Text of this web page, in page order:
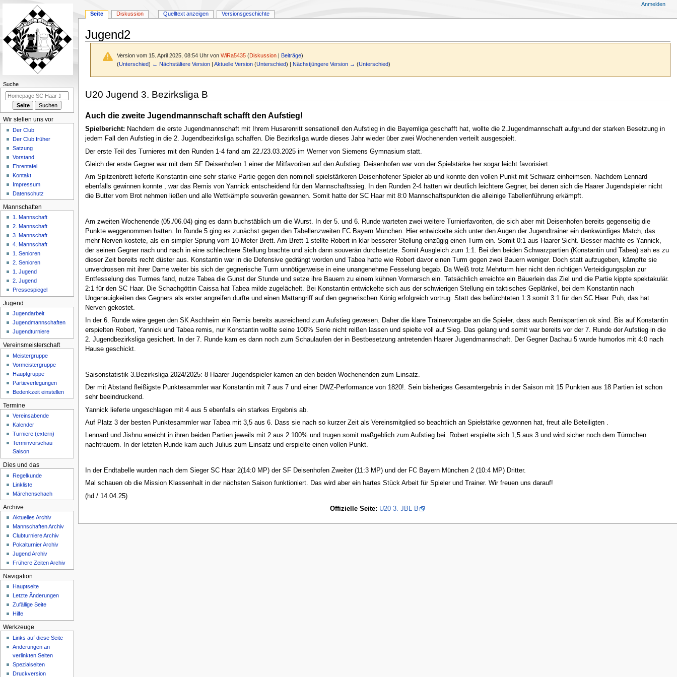
Jugend2
Version vom 15. April 2025, 08:54 Uhr vonWiRa5435 (Diskussion Beiträge)
(Unterschied) ← Nächstältere Version |Aktuelle Version (Unterschied) | Nächstjüngere Version → (Unterschied)
Navigation
Suche
U20 Jugend 3. Bezirksliga B
Auch die zweite Jugendmannschaft schafft den Aufstieg!
Spielbericht: Nachdem die erste Jugendmannschaft mit Ihrem Husarenritt sensationell den Aufstieg in die Bayernliga geschafft hat, wollte die 2.Jugendmannschaft aufgrund der starken Besetzung in
jedem Fall den Aufstieg in die 2. Jugendbezirksliga schaffen. Die Bezirksliga wurde dieses Jahr wieder über zwei Wochenenden verteilt ausgespielt.
Der erste Teil des Turnieres mit den Runden 1-4 fand am 22./23.03.2025 im Werner von Siemens Gymnasium statt.
Gleich der erste Gegner war mit dem SF Deisenhofen 1 einer der Mitfavoriten auf den Aufstieg. Deisenhofen war von der Spielstärke her sogar leicht favorisiert.
Am Spitzenbrett lieferte Konstantin eine sehr starke Partie gegen den nominell spielstärkeren Deisenhofener Spieler ab und konnte den vollen Punkt mit Schwarz einheimsen. Nachdem Lennard
ebenfalls gewinnen konnte , war das Remis von Yannick entscheidend für den Mannschaftssieg. In den Runden 2-4 hatten wir deutlich leichtere Gegner, bei denen sich die Haarer Jugendspieler nicht
die Butter vom Brot nehmen ließen und alle Wettkämpfe souverän gewannen. Somit hatte der SC Haar mit 8:0 Mannschaftspunkten die alleinige Tabellenführung erkämpft.
Am zweiten Wochenende (05./06.04) ging es dann buchstäblich um die Wurst. In der 5. und 6. Runde warteten zwei weitere Turnierfavoriten, die sich aber mit Deisenhofen bereits gegenseitig die
Punkte weggenommen hatten. In Runde 5 ging es zunächst gegen den Tabellenzweiten FC Bayern München. Hier entwickelte sich unter den Augen der Jugendtrainer ein denkwürdiges Match, das
mehr Nerven kostete, als ein simpler Sprung vom 10-Meter Brett. Am Brett 1 stellte Robert in klar besserer Stellung einzügig einen Turm ein. Somit 0:1 aus Haarer Sicht. Besser machte es Yannick,
der seinen Gegner nach und nach in eine schlechtere Stellung brachte und sich dann souverän durchsetzte. Somit Ausgleich zum 1:1. Bei den beiden Schwarzpartien (Konstantin und Tabea) sah es zu
dieser Zeit bereits recht düster aus. Konstantin war in die Defensive gedrängt worden und Tabea hatte wie Robert davor einen Turm gegen zwei Bauern weniger. Doch statt aufzugeben, kämpfte sie
unverdrossen mit ihrer Dame weiter bis sich der gegnerische Turm unnötigerweise in eine unangenehme Fesselung begab. Da Weiß trotz Mehrturm hier nicht den richtigen Verteidigungsplan zur
Entfesselung des Turmes fand, nutze Tabea die Gunst der Stunde und setze ihre Bauern zu einem kühnen Vormarsch ein. Tatsächlich erreichte ein Bäuerlein das Ziel und die Partie kippte spektakulär.
2:1 für den SC Haar. Die Schachgöttin Caissa hat Tabea milde zugelächelt. Bei Konstantin entwickelte sich aus der schwierigen Stellung ein taktisches Geplänkel, bei dem Konstantin nach
Ungenauigkeiten des Gegners als erster angreifen durfte und einen Mattangriff auf den gegnerischen König erfolgreich vortrug. Statt des befürchteten 1:3 somit 3:1 für den SC Haar. Puh, das hat
Nerven gekostet.
In der 6. Runde wäre gegen den SK Aschheim ein Remis bereits ausreichend zum Aufstieg gewesen. Daher die klare Trainervorgabe an die Spieler, dass auch Remispartien ok sind. Bis auf Konstantin
erspielten Robert, Yannick und Tabea remis, nur Konstantin wollte seine 100% Serie nicht reißen lassen und spielte voll auf Sieg. Das gelang und somit war bereits vor der 7. Runde der Aufstieg in die
2. Jugendbezirksliga gesichert. In der 7. Runde kam es dann noch zum Schaulaufen der in Bestbesetzung antretenden Haarer Jugendmannschaft. Der Gegner Dachau 5 wurde humorlos mit 4:0 nach
Hause geschickt.
Saisonstatistik 3.Bezirksliga 2024/2025: 8 Haarer Jugendspieler kamen an den beiden Wochenenden zum Einsatz.
Der mit Abstand fleißigste Punktesammler war Konstantin mit 7 aus 7 und einer DWZ-Performance von 1820!. Sein bisheriges Gesamtergebnis in der Saison mit 15 Punkten aus 18 Partien ist schon
sehr beeindruckend.
Yannick lieferte ungeschlagen mit 4 aus 5 ebenfalls ein starkes Ergebnis ab.
Auf Platz 3 der besten Punktesammler war Tabea mit 3,5 aus 6. Dass sie nach so kurzer Zeit als Vereinsmitglied so beachtlich an Spielstärke gewonnen hat, freut alle Beteiligten .
Lennard und Jishnu erreicht in ihren beiden Partien jeweils mit 2 aus 2 100% und trugen somit maßgeblich zum Aufstieg bei. Robert erspielte sich 1,5 aus 3 und wird sicher noch dem Türmchen
nachtrauern. In der letzten Runde kam auch Julius zum Einsatz und erspielte einen vollen Punkt.
In der Endtabelle wurden nach dem Sieger SC Haar 2(14:0 MP) der SF Deisenhofen Zweiter (11:3 MP) und der FC Bayern München 2 (10:4 MP) Dritter.
Mal schauen ob die Mission Klassenhalt in der nächsten Saison funktioniert. Das wird aber ein hartes Stück Arbeit für Spieler und Trainer. Wir freuen uns darauf!
(hd / 14.04.25)
Offizielle Seite: U20 3. JBL B
N
m
Seite Diskussion Quelltext anzeigen Versionsgeschichte
Anmelden
Suche
Wir stellen uns vor
Der Club
Der Club früher
Satzung
Vorstand
Ehrentafel
Kontakt
Impressum
Datenschutz
Mannschaften
1. Mannschaft
2. Mannschaft
3. Mannschaft
4. Mannschaft
1. Senioren
2. Senioren
1. Jugend
2. Jugend
Pressespiegel
Jugend
Jugendarbeit
Jugendmannschaften
Jugendturniere
Vereinsmeisterschaft
Meistergruppe
Vormeistergruppe
Hauptgruppe
Partieverlegungen
Bedenkzeit einstellen
Termine
Vereinsabende
Kalender
Turniere (extern)
Terminvorschau
Saison
Dies und das
Regelkunde
Linkliste
Märchenschach
Archive
Aktuelles Archiv
Mannschaften Archiv
Clubturniere Archiv
Pokalturnier Archiv
Jugend Archiv
Frühere Zeiten Archiv
Navigation
Hauptseite
Letzte Änderungen
Zufällige Seite
Hilfe
Werkzeuge
Links auf diese Seite
Änderungen an
verlinkten Seiten
Spezialseiten
Druckversion